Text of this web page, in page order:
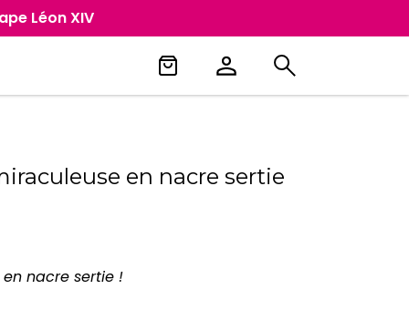
Léon XIV
en nacre sertie
nacre sertie !